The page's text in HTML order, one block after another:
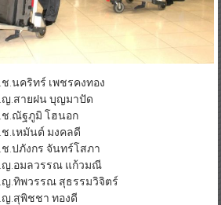
ช.นคริทร์ เพชรคงทอง
.ญ.สายฝน บุญมาปัด
.ช.ณัฐภูมิ โฮนอก
ช.เหมันต์ มงคลดี
ช.ปภังกร จันทร์โสภา
.ญ.อมลวรรณ แก้วมณี
.ญ.ทิพวรรณ สุธรรมวิจิตร์
.ญ.สุพิชชา ทองดี